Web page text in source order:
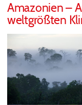
Amazonien –
weltgrößten